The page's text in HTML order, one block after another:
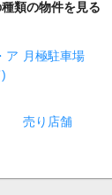
類の物件を見る
ア 月極駐車場
売り店舗